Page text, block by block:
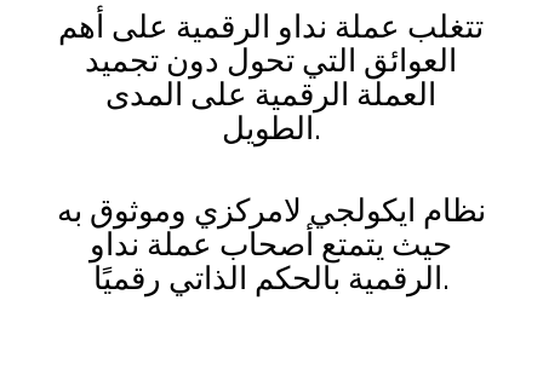
تتغلب عملة نداو الرقمية على أهم
العوائق التي تحول دون تجميد
العملة الرقمية على المدى
الطويل.
نظام ايكولجي لامركزي وموثوق به
حيث يتمتع أصحاب عملة نداو
الرقمية بالحكم الذاتي رقميًا.